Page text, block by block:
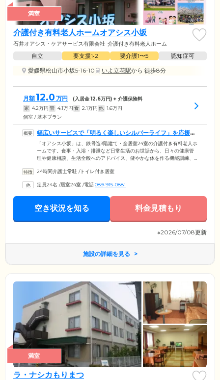
満室
介護付き有料老人ホームオアシス小坂
石井オアシス・ケアサービス有限会社 介護付き有料老人ホーム
自立 要支援1•2 要介護1〜5
認知症可
愛媛県松山市小坂5-16-10
いよ立花駅から 徒歩8分
月額12.0 万円 (入居金12.6万円) + 介護保険料
家 4.2万円 管 4.1万円 食 2.1万円 他 1.6万円
個室 / 基本プラン
幅広いサービスで「明るく楽しいシルバーライフ」を応援し
ます
「オアシス小坂」は、鉄骨造3階建て・全居室24室の介護付き有料老人ホ
ームです。食事・入浴・排泄など日常生活のお世話から、日々の健康管
理や健康相談、生活全般へのアドバイス、健やかな体を作る機能訓練、
居者様の明るく楽しいシルバーライフを応援しています。お部屋は全室
す。クローゼット・ベッド・エアコンなど、大型家具や家電を標準装
備。私物のお持ち込みも可能ですので、お気に入りの品々や趣味のアイ
備しています。
24時間介護士常駐 /トイレ付き居室
定員24名 /居室24室 /電話089-915-0881
空き状況を知る 料金見積もり
※2026/07/08更新
施設の詳細を見る
満室
ラ・ナシカもりまつ